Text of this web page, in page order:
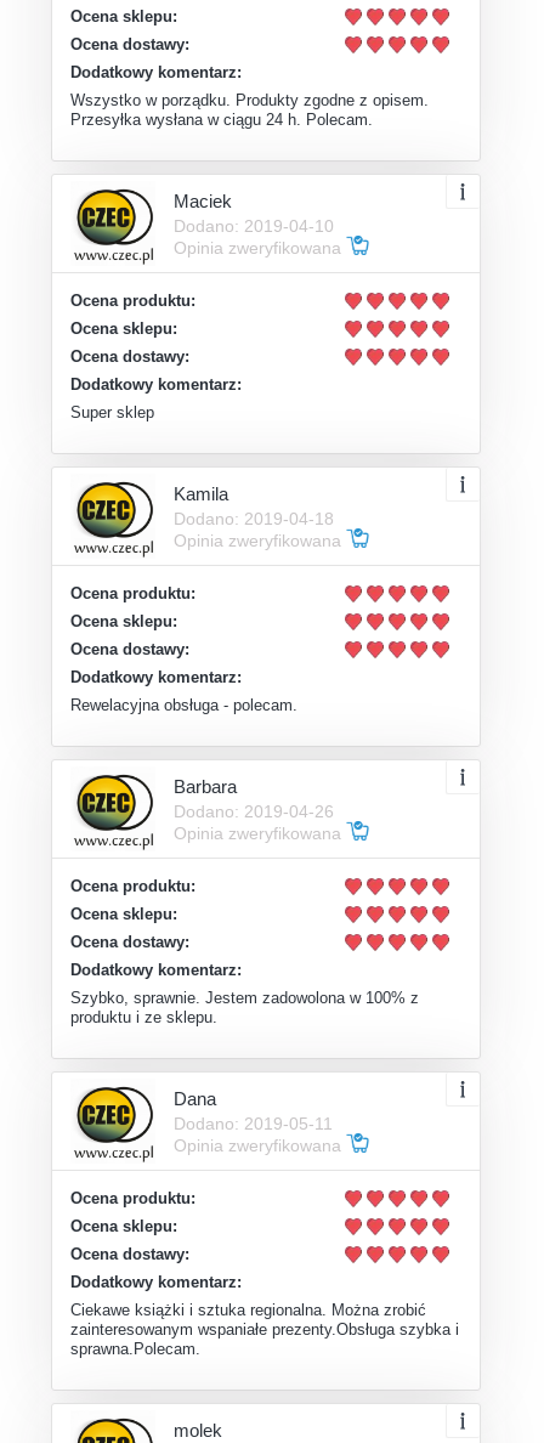
Ocena sklepu:
Ocena dostawy:
Dodatkowy komentarz:
Wszystko w porządku. Produkty zgodne z opisem.
Przesyłka wysłana w ciągu 24 h. Polecam.
Maciek
Dodano: 2019-04-10
Opinia zweryfikowana
Ocena produktu:
Ocena sklepu:
Ocena dostawy:
Dodatkowy komentarz:
Super sklep
Kamila
Dodano: 2019-04-18
Opinia zweryfikowana
Ocena produktu:
Ocena sklepu:
Ocena dostawy:
Dodatkowy komentarz:
Rewelacyjna obsługa - polecam.
Barbara
Dodano: 2019-04-26
Opinia zweryfikowana
Ocena produktu:
Ocena sklepu:
Ocena dostawy:
Dodatkowy komentarz:
Szybko, sprawnie. Jestem zadowolona w 100% z
produktu i ze sklepu.
Dana
Dodano: 2019-05-11
Opinia zweryfikowana
Ocena produktu:
Ocena sklepu:
Ocena dostawy:
Dodatkowy komentarz:
Ciekawe książki i sztuka regionalna. Można zrobić
zainteresowanym wspaniałe prezenty.Obsługa szybka i
sprawna.Polecam.
molek